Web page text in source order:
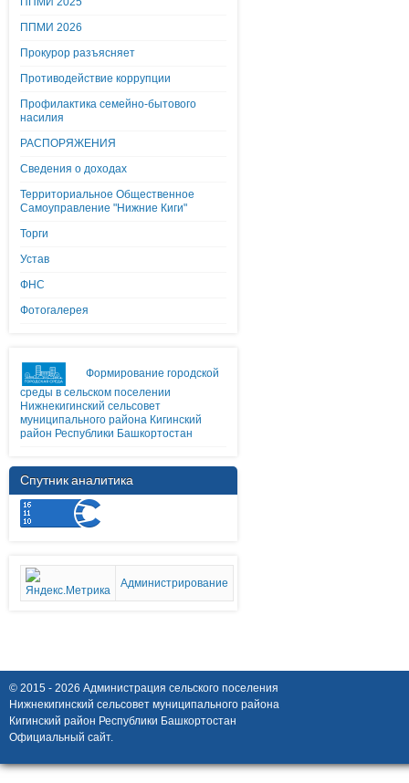
ППМИ 2026
Прокурор разъясняет
Противодействие коррупции
Профилактика семейно-бытового
насилия
РАСПОРЯЖЕНИЯ
Сведения о доходах
Территориальное Общественное
Самоуправление "Нижние Киги"
Торги
Устав
ФНС
Фотогалерея
Формирование городской
среды в сельском поселении
Нижнекигинский сельсовет
муниципального района Кигинский
район Республики Башкортостан
Спутник аналитика
Администрирование
© 2015 - 2026 Администрация сельского поселения
Нижнекигинский сельсовет муниципального района
Кигинский район Республики Башкортостан
Официальный сайт.